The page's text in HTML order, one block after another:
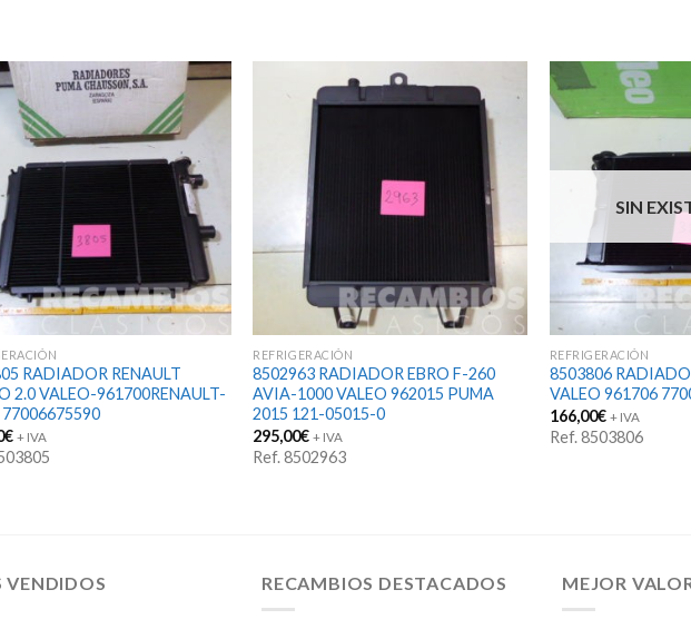
RADIADOR RENAULT
2.0 VALEO-961700RENAULT-
77006675590
€ + IVA
REFRIGERACIÓN
8502963 RADIADOR EBRO F-260
AVIA-1000 VALEO 962015 PUMA
2015 121-05015-0
295,00€ + IVA
Ref. 8502963
SIN
REFRIGERACIÓN
8503806
VALEO 961706
166,00€ + IVA
Ref. 8503806
VENDIDOS RECAMBIOS DESTACADOS MEJOR